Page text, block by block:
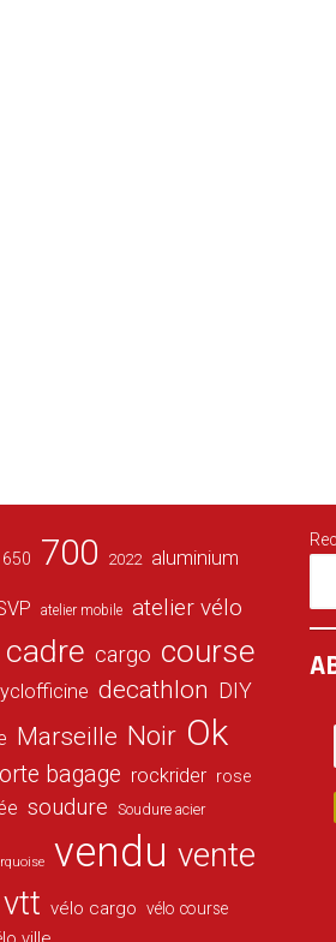
650 700 2022 aluminium
atelier mobile atelier vélo
cadre cargo course
decathlon DIY
Marseille Noir Ok
bagage rockrider rose
soudure Soudure acier
vendu vente
vtt vélo cargo vélo course